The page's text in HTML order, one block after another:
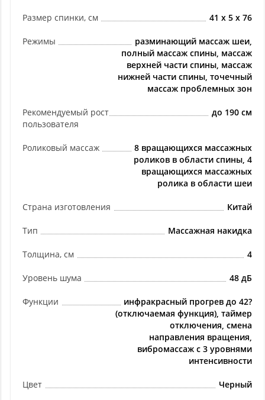
Размер спинки, см 41 х 5 х 76
Режимы
разминающий массаж шеи,
полный массаж спины, массаж
верхней части спины, массаж
нижней части спины, точечный
массаж проблемных зон
Рекомендуемый рост
пользователя
до 190 см
Роликовый массаж
8 вращающихся массажных
роликов в области спины, 4
вращающихся массажных
ролика в области шеи
Страна изготовления Китай
Тип Массажная накидка
Толщина, см 4
Уровень шума 48 дБ
Функции
инфракрасный прогрев до 42?
(отключаемая функция), таймер
отключения, смена
направления вращения,
вибромассаж с 3 уровнями
интенсивности
Цвет Черный